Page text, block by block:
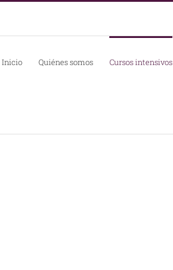
Inicio Quiénes somos Cursos intensivos